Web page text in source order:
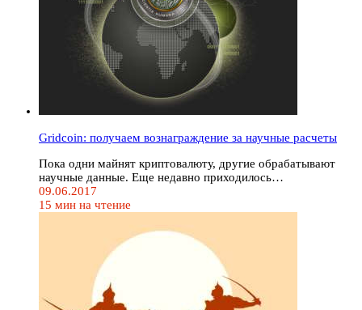
Gridcoin: получаем вознаграждение за научные расчеты
Пока одни майнят криптовалюту, другие обрабатывают
научные данные. Еще недавно приходилось…
09.06.2017
15 мин на чтение